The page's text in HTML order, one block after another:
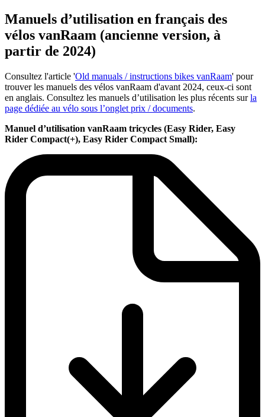
Manuels d’utilisation en français des
vélos vanRaam (ancienne version, à
partir de 2024)
Consultez l'article 'Old manuals / instructions bikes vanRaam' pour
trouver les manuels des vélos vanRaam d'avant 2024, ceux-ci sont
en anglais. Consultez les manuels d’utilisation les plus récents surla
page dédiée au vélo sous l’onglet prix / documents.
Manuel d’utilisation vanRaam tricycles (Easy Rider, Easy
Rider Compact(+), Easy Rider Compact Small):